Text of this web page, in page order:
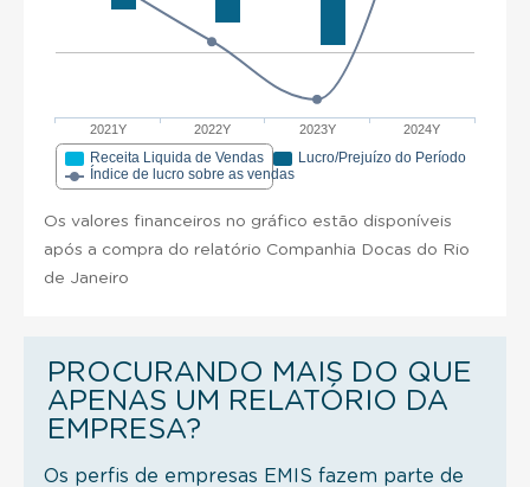
2021Y 2022Y 2023Y 2024Y
Receita Liquida de Vendas
Lucro/Prejuízo do Período
Índice de lucro sobre as vendas
Os valores financeiros no gráfico estão disponíveis
após a compra do relatório Companhia Docas do Rio
de Janeiro
PROCURANDO MAIS DO QUE
APENAS UM RELATÓRIO DA
EMPRESA?
Os perfis de empresas EMIS fazem parte de